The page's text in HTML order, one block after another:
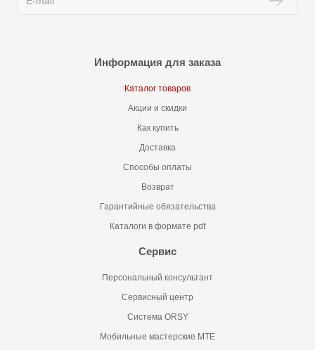
Информация для заказа
Каталог товаров
Акции и скидки
Как купить
Доставка
Способы оплаты
Возврат
Гарантийные обязательства
Каталоги в формате pdf
Сервис
Персональный консультант
Сервисный центр
Система ORSY
Мобильные мастерские MTE